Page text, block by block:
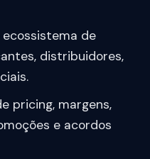
de
distribuidores,
pricing, margens,
e acordos